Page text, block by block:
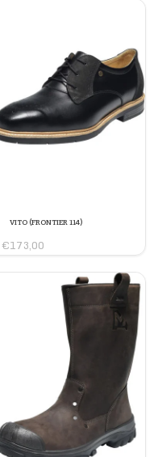
VITO (FRONTIER 114)
€173,00